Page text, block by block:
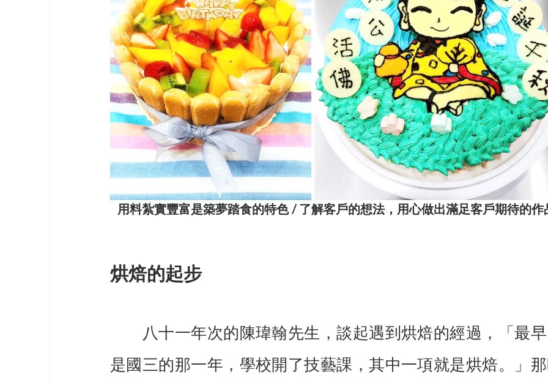
用料紮實豐富是築夢踏食的特色 / 了解客戶的想法，用心做出滿足客戶期待的作
烘焙的起步
八十一年次的陳瑋翰先生，談起遇到烘焙的經過，「最
是國三的那一年，學校開了技藝課，其中一項就是烘焙。」